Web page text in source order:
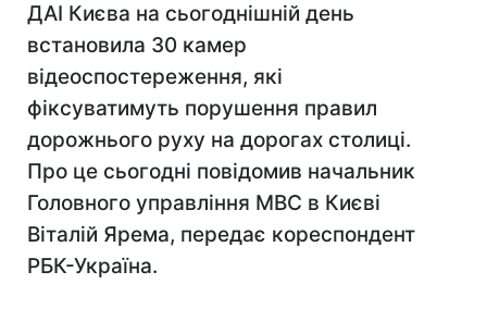
ДАІ Києва на сьогоднішній день
встановила 30 камер
відеоспостереження, які
фіксуватимуть порушення правил
дорожнього руху на дорогах столиці.
Про це сьогодні повідомив начальник
Головного управління МВС в Києві
Віталій Ярема, передає кореспондент
РБК-Україна.